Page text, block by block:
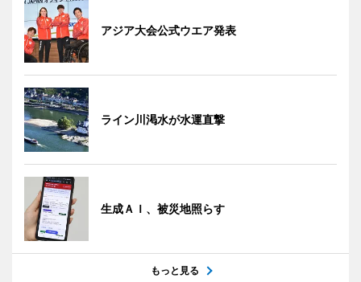
アジア大会公式ウエア発表
ライン川渇水が水運直撃
生成ＡＩ、被災地照らす
もっと見る